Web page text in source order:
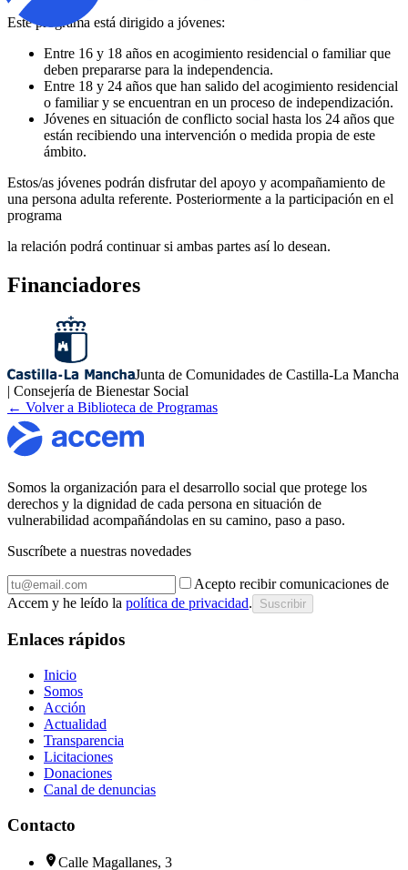
Este programa está dirigido a jóvenes:
Entre 16 y 18 años en acogimiento residencial o familiar que
deben prepararse para la independencia.
Entre 18 y 24 años que han salido del acogimiento residencial
o familiar y se encuentran en un proceso de independización.
Jóvenes en situación de conflicto social hasta los 24 años que
están recibiendo una intervención o medida propia de este
ámbito.
Estos/as jóvenes podrán disfrutar del apoyo y acompañamiento de
una persona adulta referente. Posteriormente a la participación en el
programa
la relación podrá continuar si ambas partes así lo desean.
Financiadores
Junta de Comunidades de Castilla-La Mancha
| Consejería de Bienestar Social
← Volver a Biblioteca de Programas
Somos la organización para el desarrollo social que protege los
derechos y la dignidad de cada persona en situación de
vulnerabilidad acompañándolas en su camino, paso a paso.
Suscríbete a nuestras novedades
Acepto recibir comunicaciones de
Accem y he leído la política de privacidad. Suscribir
Enlaces rápidos
Inicio
Somos
Acción
Actualidad
Transparencia
Licitaciones
Donaciones
Canal de denuncias
Contacto
Calle Magallanes, 3